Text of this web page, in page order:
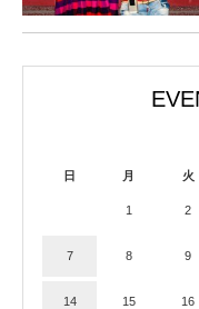
日 月 火
1 2
7 8 9
14 15 16